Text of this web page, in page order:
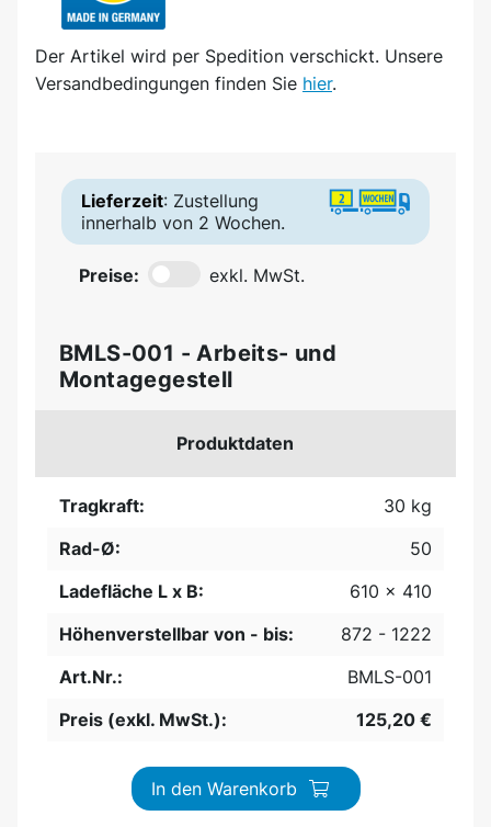
Der Artikel wird per Spedition verschickt. Unsere
Versandbedingungen finden Sie hier.
Lieferzeit: Zustellung
innerhalb von 2 Wochen.
Preise: exkl. MwSt.
BMLS-001 - Arbeits- und
Montagegestell
Produktdaten
Tragkraft:
30 kg
Rad-Ø:
50
Ladefläche L x B:
610 x 410
Höhenverstellbar von - bis:
872 - 1222
Art.Nr.:
BMLS-001
Preis (exkl. MwSt.):
125,20 €
In den Warenkorb